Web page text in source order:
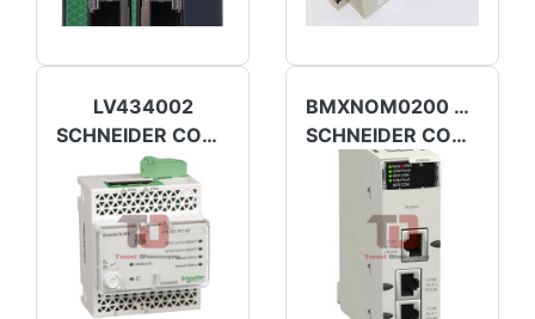
LV434002
SCHNEIDER COMMUNICATION MODULE
BMXNOM0200 SCHNEIDER
SCHNEIDER COMMUNICATION MODULE